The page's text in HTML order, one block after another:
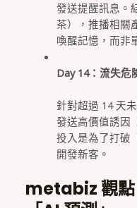
發送提醒訊息。
茶），推播相關
喚醒記憶，而非
Day 14：流失危
針對超過 14 天
發送高價值誘因
投入是為了打破
開發新客。
metabiz 觀點